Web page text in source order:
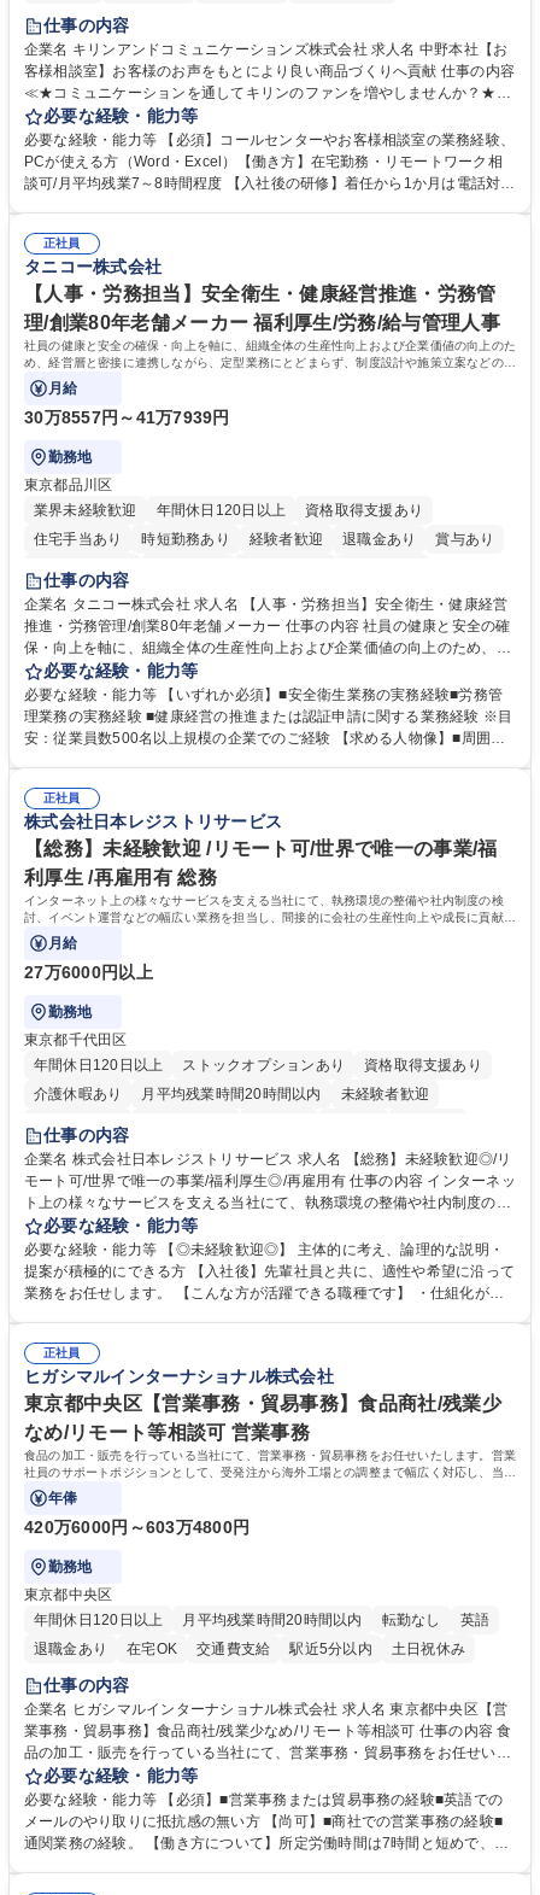
仕事の内容
企業名 キリンアンドコミュニケーションズ株式会社 求人名 中野本社【お
客様相談室】お客様のお声をもとにより良い商品づくりへ貢献 仕事の内容
≪★コミュニケーションを通してキリンのファンを増やしませんか？★≫
お客様のお声をより良い商品づくりに活かしていく上で、窓口となるお客
様相談室でのお仕事です。 日々お客様からいただくキリングループへのご
意見を、企業活動に活かしています。お客様からの声に迅速かつ誠意をも
って対応、情報提供するとともにグループ内活動に反映しています。 【具
平均100件前後■メール・手紙：同上40件前後 募集職種 中野本社【お客様
相談室】お客様のお声をもとにより良い商品づくりへ貢献
必要な経験・能力等
必要な経験・能力等 【必須】コールセンターやお客様相談室の業務経験、
PCが使える方（Word・Excel）【働き方】在宅勤務・リモートワーク相
談可/月平均残業7～8時間程度 【入社後の研修】着任から1か月は電話対応
すのでご安心ください。 【当社について】キリングループの広報機能を担
う会社として、お客様との出会いを大切にし、磨き上げたホスピタリティ
を込めてコミュニケーションをとりながら広報関連業務を行っておりま
す。 学歴・資格 学歴：大学院 大学 高専 短大 専修学校 高校 語学力： 資
格：
正社員
タニコー株式会社
【人事・労務担当】安全衛生・健康経営推進・労務管
理/創業80年老舗メーカー 福利厚生/労務/給与管理人事
社員の健康と安全の確保・向上を軸に、組織全体の生産性向上および企業価値の向上のた
め、経営層と密接に連携しながら、定型業務にとどまらず、制度設計や施策立案などの上
流工程から関与していただきます。
月給
30万8557円～41万7939円
勤務地
東京都品川区
業界未経験歓迎
年間休日120日以上
資格取得支援あり
住宅手当あり
時短勤務あり 経験者歓迎 退職金あり
賞与あり
完全週休2日制
寮・社宅あり
仕事の内容
企業名 タニコー株式会社 求人名 【人事・労務担当】安全衛生・健康経営
推進・労務管理/創業80年老舗メーカー 仕事の内容 社員の健康と安全の確
保・向上を軸に、組織全体の生産性向上および企業価値の向上のため、経
営層と密接に連携しながら、定型業務にとどまらず、制度設計や施策立案
などの上流工程から関与していただきます。 【主な業務内容】■安全衛生
業務（ストレスチェック、健康診断の運用、産業医との連携 など）■健康
経営認証取得に向けた企画・推進■労務管理（労働時間の分析、労働環境
を底上げすべく、ともにご活躍いただける方の増員募集となります。 募集
職種 【人事・労務担当】安全衛生・健康経営推進・労務管理/創業80年老
舗メーカー
必要な経験・能力等
必要な経験・能力等 【いずれか必須】■安全衛生業務の実務経験■労務管
理業務の実務経験 ■健康経営の推進または認証申請に関する業務経験 ※目
安：従業員数500名以上規模の企業でのご経験 【求める人物像】■周囲
部門と連携しながら業務を推進できる方■Excelや労務管理システムの実務
使用経験をお持ちの方 学歴・資格 学歴：大学院 大学 高専 短大 専修学校
高校 語学力： 資格：
正社員
株式会社日本レジストリサービス
【総務】未経験歓迎 /リモート可/世界で唯一の事業/福
利厚生 /再雇用有 総務
インターネット上の様々なサービスを支える当社にて、執務環境の整備や社内制度の検
討、イベント運営などの幅広い業務を担当し、間接的に会社の生産性向上や成長に貢献し
ている部署です。
月給
27万6000円以上
勤務地
東京都千代田区
年間休日120日以上
ストックオプションあり
資格取得支援あり
介護休暇あり
月平均残業時間20時間以内
未経験者歓迎
住宅手当あり
完全週休2日制
交通費支給 駅近5分以内 土日祝休み 服装自由
仕事の内容
企業名 株式会社日本レジストリサービス 求人名 【総務】未経験歓迎◎/リ
モート可/世界で唯一の事業/福利厚生◎/再雇用有 仕事の内容 インターネッ
ト上の様々なサービスを支える当社にて、執務環境の整備や社内制度の検
討、イベント運営などの幅広い業務を担当し、間接的に会社の生産性向上
や成長に貢献している部署です。 会社の全メンバーが安心して長く成果を
発揮できる環境を整えるために、毎日のメンテナンスや維持管理に加え、
新たな施策検討を積極的に行っていただき、会社全体を巻き込み課題解決
幅広い業務の体得が可能で、多様なキャリアパスを描くことも可能です。
募集職種 【総務】未経験歓迎◎/リモート可/世界で唯一の事業/福利厚生◎/
再雇用有
必要な経験・能力等
必要な経験・能力等 【◎未経験歓迎◎】 主体的に考え、論理的な説明・
提案が積極的にできる方 【入社後】先輩社員と共に、適性や希望に沿って
業務をお任せします。 【こんな方が活躍できる職種です】 ・仕組化が好
対処できる・新しいことに興味関心がある 【魅力】■自己啓発支援：資格
取得や通信教育など費用の80%（年間25万円まで）を補助 ■住宅手当：家
賃の50%（月額7万円まで）を補助 学歴・資格 学歴：大学院 大学 語学
力： 資格：
正社員
ヒガシマルインターナショナル株式会社
東京都中央区【営業事務・貿易事務】食品商社/残業少
なめ/リモート等相談可 営業事務
食品の加工・販売を行っている当社にて、営業事務・貿易事務をお任せいたします。営業
社員のサポートポジションとして、受発注から海外工場との調整まで幅広く対応し、当社
事業の根幹を支えていただきます。
年俸
420万6000円～603万4800円
勤務地
東京都中央区
年間休日120日以上
月平均残業時間20時間以内 転勤なし
英語
退職金あり
在宅OK 交通費支給 駅近5分以内 土日祝休み
仕事の内容
企業名 ヒガシマルインターナショナル株式会社 求人名 東京都中央区【営
業事務・貿易事務】食品商社/残業少なめ/リモート等相談可 仕事の内容 食
品の加工・販売を行っている当社にて、営業事務・貿易事務をお任せいた
します。営業社員のサポートポジションとして、受発注から海外工場との
調整まで幅広く対応し、当社事業の根幹を支えていただきます。 ■受発注
業務、請求書発行 ■海外工場とのスケジュール調整 ■在庫管理 ■輸入書類
の確認・作成 ■配送手配 ■通関業者を通して行う輸出入業全般 ■倉庫との
必要な経験・能力等
必要な経験・能力等 【必須】■営業事務または貿易事務の経験■英語での
メールのやり取りに抵抗感の無い方 【尚可】■商社での営業事務の経験■
通関業務の経験。 【働き方について】所定労働時間は7時間と短めで、残